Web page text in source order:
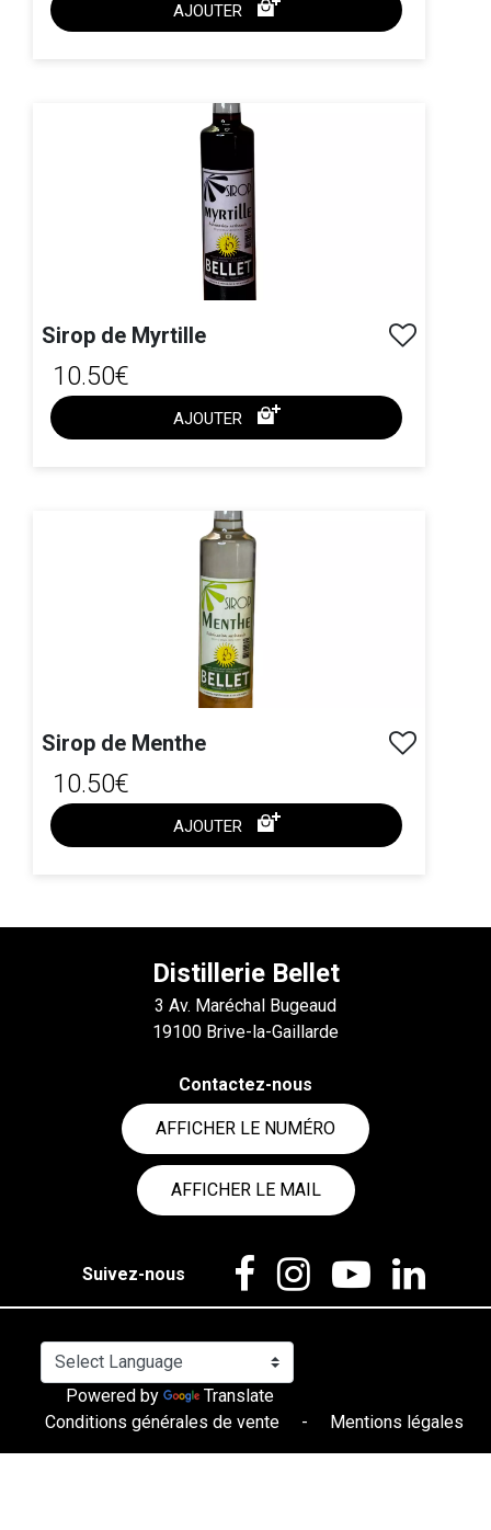
AJOUTER
ACHAT EXPRESS
Sirop de Myrtille
10.50€
AJOUTER
ACHAT EXPRESS
Sirop de Menthe
10.50€
AJOUTER
Distillerie Bellet
3 Av. Maréchal Bugeaud
19100 Brive-la-Gaillarde
Contactez-nous
AFFICHER LE NUMÉRO
AFFICHER LE MAIL
Suivez-nous
Powered by
Translate
Conditions générales de vente
- Mentions légales